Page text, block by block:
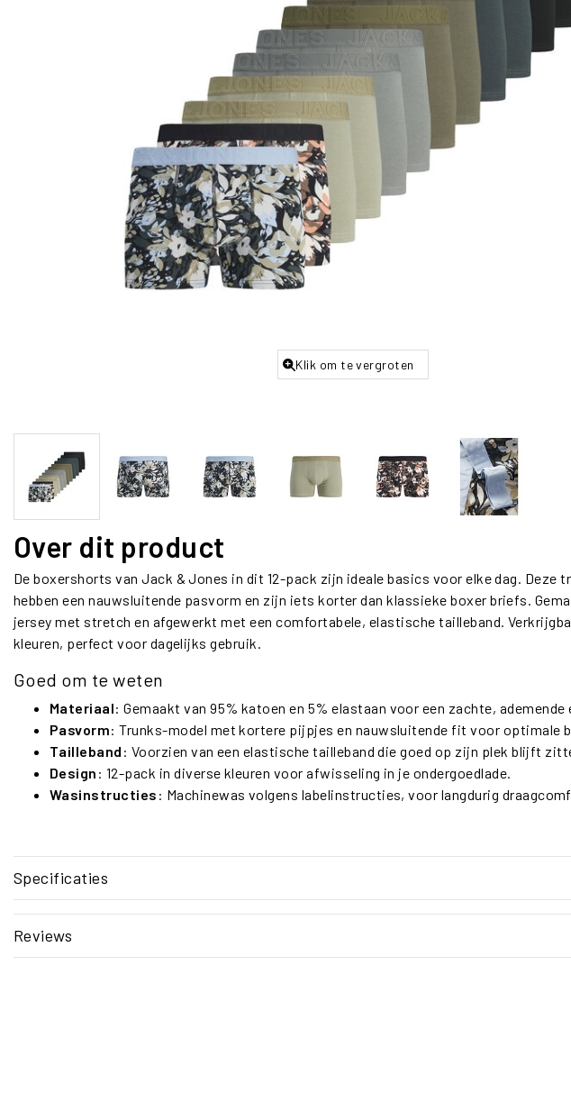
Klik om te vergroten
Over dit product
De boxershorts van Jack & Jones in dit 12-pack zijn ideale basics voor elke dag. Deze
hebben een nauwsluitende pasvorm en zijn iets korter dan klassieke boxer briefs.
jersey met stretch en afgewerkt met een comfortabele, elastische tailleband.
kleuren, perfect voor dagelijks gebruik.
Goed om te weten
Materiaal: Gemaakt van 95% katoen en 5% elastaan voor een zachte,
Pasvorm: Trunks-model met kortere pijpjes en nauwsluitende fit voor optimale
Tailleband : Voorzien van een elastische tailleband die goed op zijn plek blijft
Design : 12-pack in diverse kleuren voor afwisseling in je ondergoedlade.
Wasinstructies : Machinewas volgens labelinstructies, voor langdurig
Specificaties
Reviews